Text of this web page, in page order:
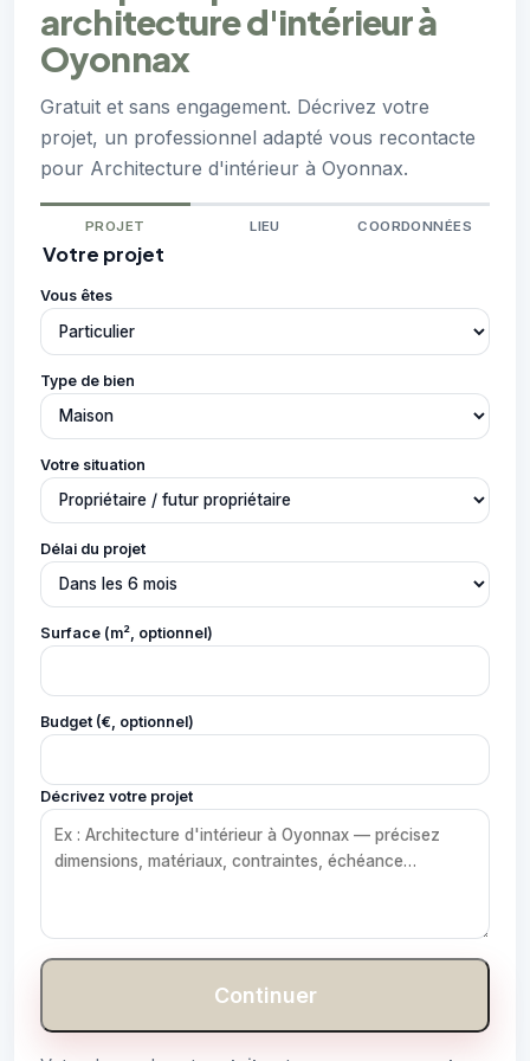
architecture d'intérieur à
Oyonnax
Gratuit et sans engagement. Décrivez votre
projet, un professionnel adapté vous recontacte
pour Architecture d'intérieur à Oyonnax.
PROJET LIEU COORDONNÉES
Votre projet
Vous êtes
Type de bien
Votre situation
Délai du projet
Surface (m², optionnel)
Budget (€, optionnel)
Décrivez votre projet
Continuer